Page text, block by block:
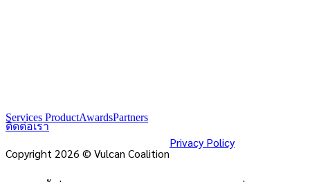
Services ProductAwardsPartners
ติดต่อเรา
Copyright 2026 © Vulcan Coalition
Privacy Policy